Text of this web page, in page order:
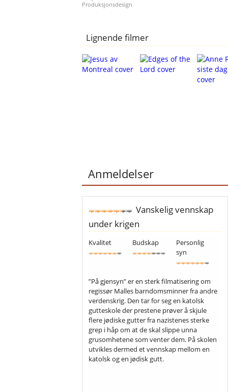
Produksjonsdesign
Lignende filmer
Anmeldelser
Vanskelig vennskap
under krigen
Kvalitet Budskap
Personlig
syn
”På gjensyn” er en sterk filmatisering om
regissør Malles barndomsminner fra andre
verdenskrig. Den tar for seg en katolsk
gutteskole der prestene prøver å skjule
flere jødiske gutter fra nazistenes sterke
grep i håp om at de skal slippe unna
grusomhetene som venter dem. På skolen
utvikles dermed et vennskap mellom en
katolsk og en jødisk gutt.